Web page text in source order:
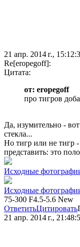
21 апр. 2014 г.,
Re[eropegoff]:
Цитата:
от: eropegoff
про тигров
Да, изумительно -
стекла...
Но тигр или не тигр
представить: это
Исходные
Исходные
75-300 F4.5-5.6 New
ОтветитьЦитировать
21 апр. 2014 г.,